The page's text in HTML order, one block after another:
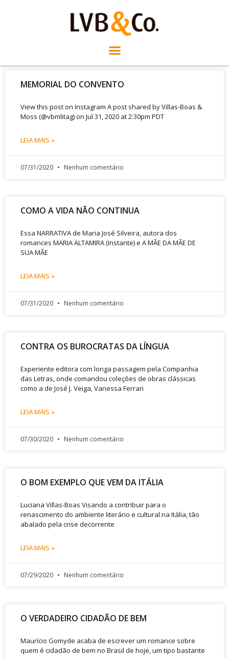
MEMORIAL DO CONVENTO
View this post on Instagram A post shared by Villas-Boas &
Moss (@vbmlitag) on Jul 31, 2020 at 2:30pm PDT
LEIA MAIS »
07/31/2020 Nenhum comentário
COMO A VIDA NÃO CONTINUA
Essa NARRATIVA de Maria José Silveira, autora dos
romances MARIA ALTAMIRA (Instante) e A MÃE DA MÃE DE
SUA MÃE
LEIA MAIS »
07/31/2020 Nenhum comentário
CONTRA OS BUROCRATAS DA LÍNGUA
Experiente editora com longa passagem pela Companhia
das Letras, onde comandou coleções de obras clássicas
como a de José J. Veiga, Vanessa Ferrari
LEIA MAIS »
07/30/2020 Nenhum comentário
O BOM EXEMPLO QUE VEM DA ITÁLIA
Luciana Villas-Boas Visando a contribuir para o
renascimento do ambiente literário e cultural na Itália, tão
abalado pela crise decorrente
LEIA MAIS »
07/29/2020 Nenhum comentário
O VERDADEIRO CIDADÃO DE BEM
Maurício Gomyde acaba de escrever um romance sobre
quem é cidadão de bem no Brasil de hoje, um tipo bastante